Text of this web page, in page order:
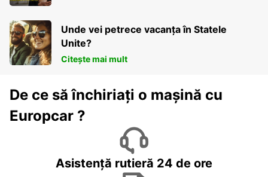
Unde vei petrece vacanța în Statele
Unite?
Citește mai mult
De ce să închiriați o mașină cu
Europcar ?
Asistență rutieră 24 de ore